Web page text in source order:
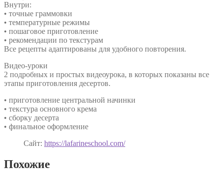
Внутри:
• точные граммовки
• температурные режимы
• пошаговое приготовление
• рекомендации по текстурам
Все рецепты адаптированы для удобного повторения.
Видео-уроки
2 подробных и простых видеоурока, в которых показаны все
этапы приготовления десертов.
• приготовление центральной начинки
• текстура основного крема
• сборку десерта
• финальное оформление
Сайт: https://lafarineschool.com/
Похожие